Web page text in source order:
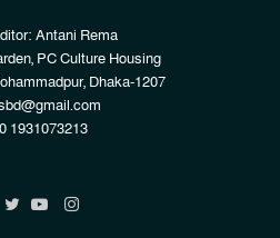
Antani Rema
PC Culture Housing
Dhaka-1207
1931073213
Instagram